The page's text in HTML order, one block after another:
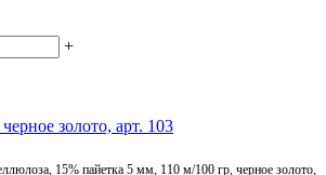
+
золото, арт. 103
15% пайетка 5 мм, 110 м/100 гр, черное золото,